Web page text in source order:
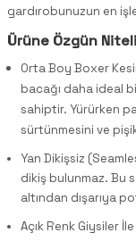
gardırobunuzun en
Ürüne Özgün
Orta Boy Boxer
bacağı daha ideal
sahiptir. Yürürken
sürtünmesini ve
Yan Dikişsiz
dikiş bulunmaz. Bu
altından dışarıya
Açık Renk Giysiler